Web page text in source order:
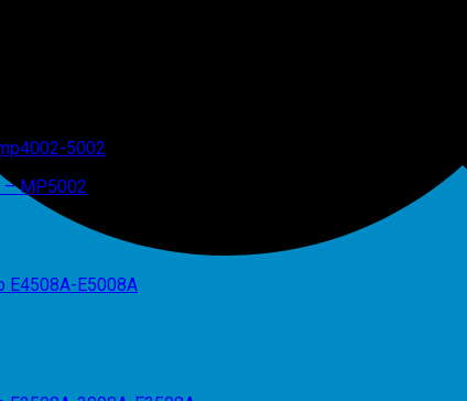
trình duyệt này cho lần bình luận kế tiếp của tôi.
– MP5002
E4508A-E5008A